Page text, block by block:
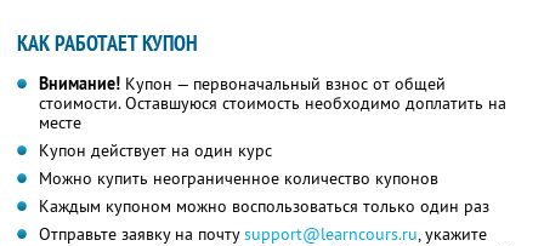
КАК РАБОТАЕТ КУПОН
Внимание! Купон — первоначальный взнос от общей
стоимости. Оставшуюся стоимость необходимо доплатить на
месте
Купон действует на один курс
Можно купить неограниченное количество купонов
Каждым купоном можно воспользоваться только один раз
Отправьте заявку на почтуsupport@learncours.ru, укажите